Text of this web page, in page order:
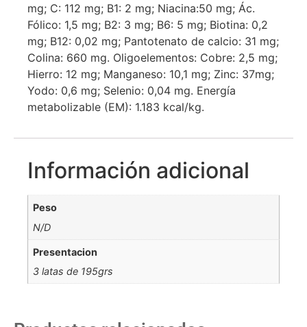
mg; C: 112 mg; B1: 2 mg; Niacina:50 mg; Ác.
Fólico: 1,5 mg; B2: 3 mg; B6: 5 mg; Biotina: 0,2
mg; B12: 0,02 mg; Pantotenato de calcio: 31 mg;
Colina: 660 mg. Oligoelementos: Cobre: 2,5 mg;
Hierro: 12 mg; Manganeso: 10,1 mg; Zinc: 37mg;
Yodo: 0,6 mg; Selenio: 0,04 mg. Energía
metabolizable (EM): 1.183 kcal/kg.
Información adicional
Peso
N/D
Presentacion
3 latas de 195grs